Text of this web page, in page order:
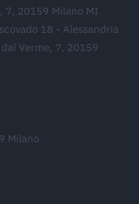
7, 20159 Milano MI
18 - Alessandria
Verme, 7, 20159
Milano